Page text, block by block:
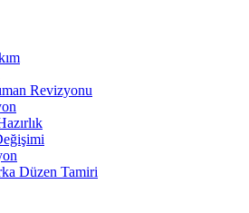
Revizyonu
Düzen Tamiri